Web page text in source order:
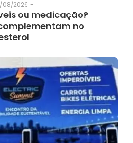
08/2026 -
ou medicação?
no